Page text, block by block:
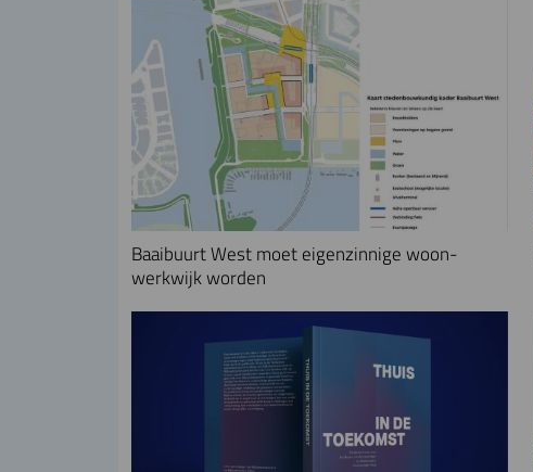
Baaibuurt West moet eigenzinnige woon-
werkwijk worden